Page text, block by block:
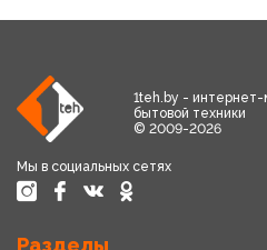
1teh.by - интернет-
бытовой техники
© 2009-2026
Мы в социальных сетях
Разделы